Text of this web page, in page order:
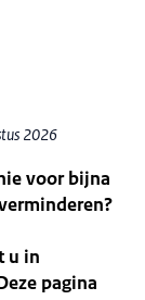
2026
voor bijna
u in
pagina